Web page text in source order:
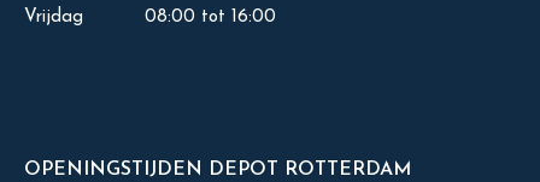
Vrijdag
08:00 tot 16:00
OPENINGSTIJDEN DEPOT ROTTERDAM